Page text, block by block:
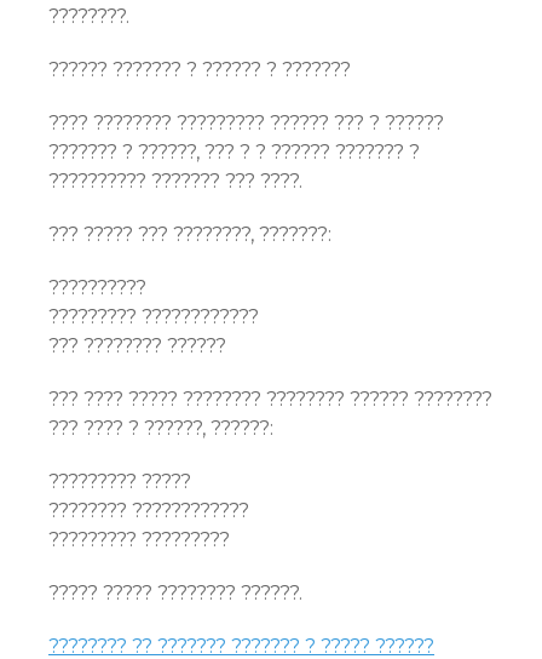
????????.
?????? ??????? ? ?????? ? ???????
???? ???????? ????????? ?????? ??? ? ??????
??????? ? ??????, ??? ? ? ?????? ??????? ?
?????????? ??????? ??? ????.
??? ????? ??? ????????, ???????:
??????????
????????? ????????????
??? ???????? ??????
??? ???? ????? ???????? ???????? ?????? ????????
??? ???? ? ??????, ??????:
????????? ?????
???????? ????????????
????????? ?????????
????? ????? ???????? ??????.
???????? ?? ??????? ??????? ? ????? ??????